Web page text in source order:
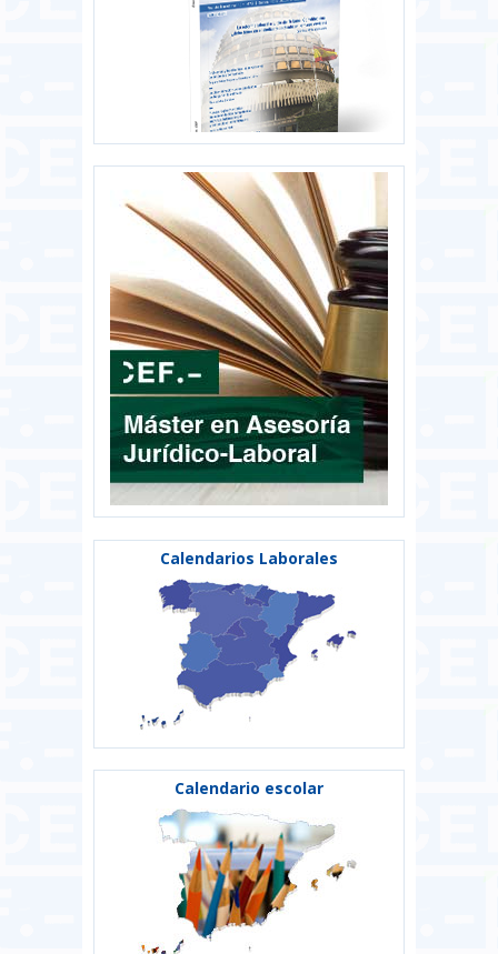
Calendarios Laborales
Calendario escolar